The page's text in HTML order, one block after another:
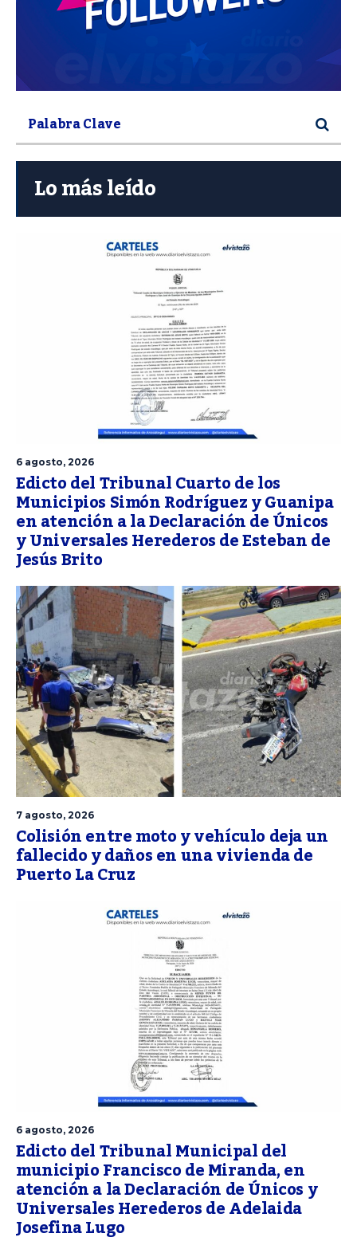
Lo más leído
6 agosto, 2026
Edicto del Tribunal Cuarto de los
Municipios Simón Rodríguez y Guanipa
en atención a la Declaración de Únicos
y Universales Herederos de Esteban de
Jesús Brito
7 agosto, 2026
Colisión entre moto y vehículo deja un
fallecido y daños en una vivienda de
Puerto La Cruz
6 agosto, 2026
Edicto del Tribunal Municipal del
municipio Francisco de Miranda, en
atención a la Declaración de Únicos y
Universales Herederos de Adelaida
Josefina Lugo